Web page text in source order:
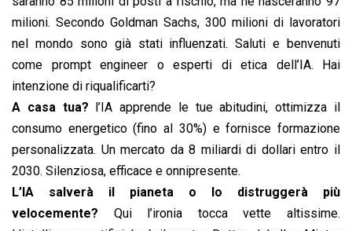
milioni. Secondo Goldman Sachs, 300 milioni di lavoratori
nel mondo sono già stati influenzati. Saluti e benvenuti
come prompt engineer o esperti di etica dell’IA. Hai
intenzione di riqualificarti?
A casa tua? l’IA apprende le tue abitudini, ottimizza il
consumo energetico (fino al 30%) e fornisce formazione
personalizzata. Un mercato da 8 miliardi di dollari entro il
2030. Silenziosa, efficace e onnipresente.
L’IA salverà il pianeta o lo distruggerà più
velocemente? Qui l’ironia tocca vette altissime.